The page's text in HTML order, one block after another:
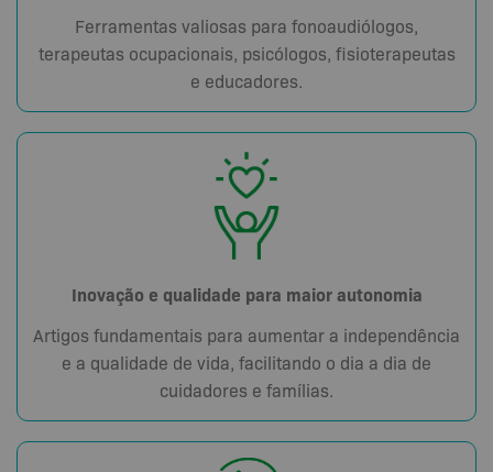
Ferramentas valiosas para fonoaudiólogos,
terapeutas ocupacionais, psicólogos, fisioterapeutas
e educadores.
Inovação e qualidade para maior autonomia
Artigos fundamentais para aumentar a independência
e a qualidade de vida, facilitando o dia a dia de
cuidadores e famílias.